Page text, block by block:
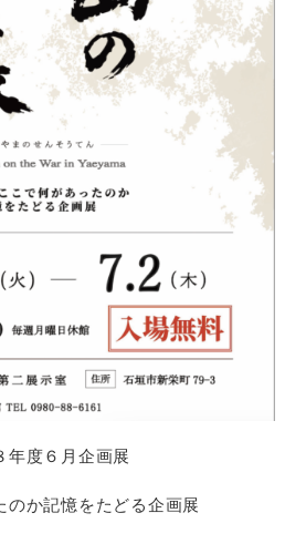
度６月企画展
のか記憶をたどる企画展